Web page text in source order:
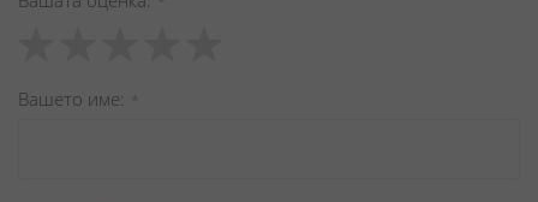
star
stars
stars
stars
stars
Вашето име